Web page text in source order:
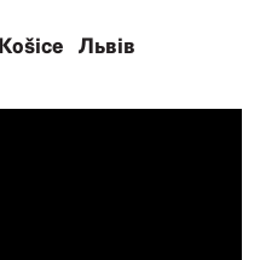
Košice Львів